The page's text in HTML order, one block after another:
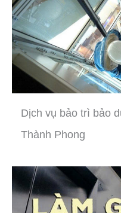
Dịch vụ bảo trì bảo
Thành Phong